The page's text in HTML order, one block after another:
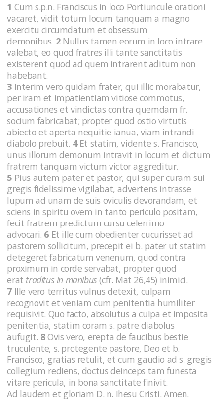
1 Cum s.p.n. Franciscus in loco Portiuncule orationi
vacaret, vidit totum locum tanquam a magno
exercitu circumdatum et obsessum
demonibus. 2Nullus tamen eorum in loco intrare
valebat, eo quod fratres illi tante sanctitatis
existerent quod ad quem intrarent aditum non
habebant.
3 Interim vero quidam frater, qui illic morabatur,
per iram et impatientiam vitiose commotus,
accusationes et vindictas contra quemdam fr.
socium fabricabat; propter quod ostio virtutis
abiecto et aperta nequitie ianua, viam intrandi
diabolo prebuit. 4Et statim, vidente s. Francisco,
unus illorum demonum intravit in locum et dictum
fratrem tanquam victum victor aggreditur.
5 Pius autem pater et pastor, qui super curam sui
gregis fidelissime vigilabat, advertens intrasse
lupum ad unam de suis oviculis devorandam, et
sciens in spiritu ovem in tanto periculo positam,
fecit fratrem predictum cursu celerrimo
advocari. 6 Et ille cum obedienter cucurisset ad
pastorem sollicitum, precepit ei b. pater ut statim
detegeret fabricatum venenum, quod contra
proximum in corde servabat, propter quod
erat traditus in manibus(cfr. Mat 26,45) inimici.
7 Ille vero territus vulnus detexit, culpam
recognovit et veniam cum penitentia humiliter
requisivit. Quo facto, absolutus a culpa et imposita
penitentia, statim coram s. patre diabolus
aufugit. 8Ovis vero, erepta de faucibus bestie
truculente, s. protegente pastore, Deo et b.
Francisco, gratias retulit, et cum gaudio ad s. gregis
collegium rediens, doctus deinceps tam funesta
vitare pericula, in bona sanctitate finivit.
Ad laudem et gloriam D. n. Ihesu Cristi. Amen.